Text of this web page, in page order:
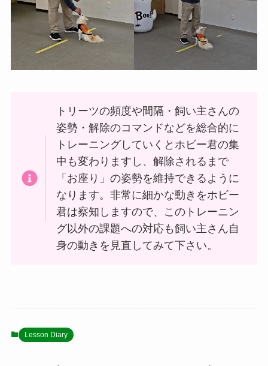
トリーツの頻度や間隔・飼い主さんの
姿勢・解除のコマンドなどを総合的に
トレーニングしていくとホビー君の集
中も変わりますし、解除されるまで
「お座り」の姿勢を維持できるように
なります。非常に細かな動きをホビー
君は察知しますので、このトレーニン
グ以外の課題への対応も飼い主さん自
身の動きを見直してみて下さい。
Lesson Diary